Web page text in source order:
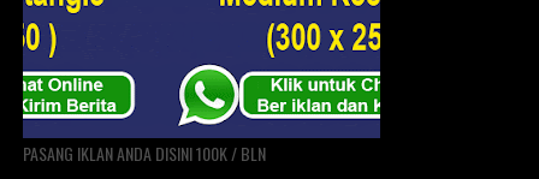
PASANG IKLAN ANDA DISINI 100K / BLN